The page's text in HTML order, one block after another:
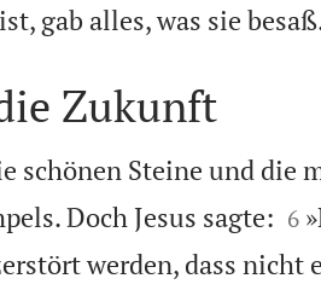
gab alles, was sie
Zukunft
schönen Steine und die
Doch Jesus sagte:
6
werden, dass nicht